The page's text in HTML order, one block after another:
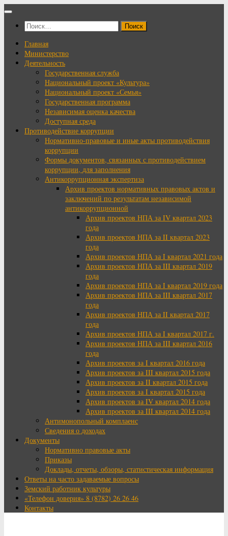
Перейти
содержимому
Найти:
Главная
Министерство
Деятельность
Государственная служба
Национальный проект «Культура»
Национальный проект «Семья»
Государственная программа
Независимая оценка качества
Доступная среда
Противодействие коррупции
Нормативно-правовые и иные акты противодействия
коррупции
Формы документов, связанных с противодействием
коррупции, для заполнения
Антикоррупционная экспертиза
Архив проектов нормативных правовых актов и
заключений по результатам независимой
антикоррупционной
Архив проектов НПА за IV квартал 2023
года
Архив проектов НПА за II квартал 2023
года
Архив проектов НПА за I квартал 2021 года
Архив проектов НПА за III квартал 2019
года
Архив проектов НПА за I квартал 2019 года
Архив проектов НПА за III квартал 2017
года
Архив проектов НПА за II квартал 2017
года
Архив проектов НПА за I квартал 2017 г.
Архив проектов НПА за III квартал 2016
года
Архив проектов за I квартал 2016 года
Архив проектов за III квартал 2015 года
Архив проектов за II квартал 2015 года
Архив проектов за I квартал 2015 года
Архив проектов за IV квартал 2014 года
Архив проектов за III квартал 2014 года
Антимонопольный комплаенс
Сведения о доходах
Документы
Нормативно правовые акты
Приказы
Доклады, отчеты, обзоры, статистическая информация
Ответы на часто задаваемые вопросы
Земский работник культуры
«Телефон доверия» 8 (8782) 26 26 46
Контакты